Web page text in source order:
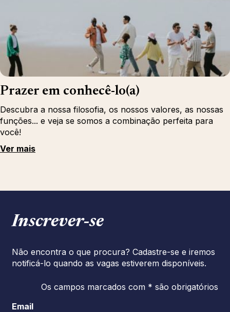
Prazer em conhecê-lo(a)
Descubra a nossa filosofia, os nossos valores, as nossas
funções... e veja se somos a combinação perfeita para
você!
Ver mais
Inscrever‑se
Não encontra o que procura? Cadastre-se e iremos
notificá-lo quando as vagas estiverem disponíveis.
Os campos marcados com * são obrigatórios
Email